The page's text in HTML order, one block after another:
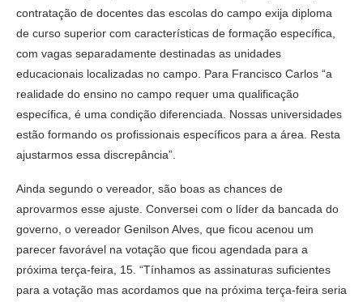
contratação de docentes das escolas do campo exija diploma
de curso superior com características de formação específica,
com vagas separadamente destinadas as unidades
educacionais localizadas no campo. Para Francisco Carlos “a
realidade do ensino no campo requer uma qualificação
específica, é uma condição diferenciada. Nossas universidades
estão formando os profissionais específicos para a área. Resta
ajustarmos essa discrepância”.
Ainda segundo o vereador, são boas as chances de
aprovarmos esse ajuste. Conversei com o líder da bancada do
governo, o vereador Genilson Alves, que ficou acenou um
parecer favorável na votação que ficou agendada para a
próxima terça-feira, 15. “Tínhamos as assinaturas suficientes
para a votação mas acordamos que na próxima terça-feira seria